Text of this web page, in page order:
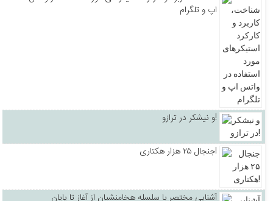
اپ و تلگرام
و نیشکر در ترازو!
جنجال ۲۵ هزار هکتاری!
آشنایی مختصر با سلسله هخامنشیان از آغاز تا پایان